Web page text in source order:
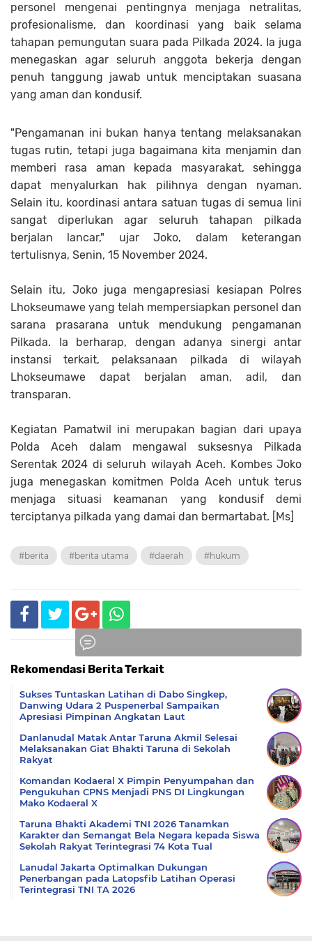
personel mengenai pentingnya menjaga netralitas,
profesionalisme, dan koordinasi yang baik selama
tahapan pemungutan suara pada Pilkada 2024. Ia juga
menegaskan agar seluruh anggota bekerja dengan
penuh tanggung jawab untuk menciptakan suasana
yang aman dan kondusif.
"Pengamanan ini bukan hanya tentang melaksanakan
tugas rutin, tetapi juga bagaimana kita menjamin dan
memberi rasa aman kepada masyarakat, sehingga
dapat menyalurkan hak pilihnya dengan nyaman.
Selain itu, koordinasi antara satuan tugas di semua lini
sangat diperlukan agar seluruh tahapan pilkada
berjalan lancar," ujar Joko, dalam keterangan
tertulisnya, Senin, 15 November 2024.
Selain itu, Joko juga mengapresiasi kesiapan Polres
Lhokseumawe yang telah mempersiapkan personel dan
sarana prasarana untuk mendukung pengamanan
Pilkada. Ia berharap, dengan adanya sinergi antar
instansi terkait, pelaksanaan pilkada di wilayah
Lhokseumawe dapat berjalan aman, adil, dan
transparan.
Kegiatan Pamatwil ini merupakan bagian dari upaya
Polda Aceh dalam mengawal suksesnya Pilkada
Serentak 2024 di seluruh wilayah Aceh. Kombes Joko
juga menegaskan komitmen Polda Aceh untuk terus
menjaga situasi keamanan yang kondusif demi
terciptanya pilkada yang damai dan bermartabat. [Ms]
#berita #berita utama #daerah #hukum
Rekomendasi Berita Terkait
Sukses Tuntaskan Latihan di Dabo Singkep,
Danwing Udara 2 Puspenerbal Sampaikan
Apresiasi Pimpinan Angkatan Laut
Danlanudal Matak Antar Taruna Akmil Selesai
Melaksanakan Giat Bhakti Taruna di Sekolah
Rakyat
Komandan Kodaeral X Pimpin Penyumpahan dan
Pengukuhan CPNS Menjadi PNS DI Lingkungan
Mako Kodaeral X
Taruna Bhakti Akademi TNI 2026 Tanamkan
Karakter dan Semangat Bela Negara kepada Siswa
Sekolah Rakyat Terintegrasi 74 Kota Tual
Lanudal Jakarta Optimalkan Dukungan
Penerbangan pada Latopsfib Latihan Operasi
Terintegrasi TNI TA 2026